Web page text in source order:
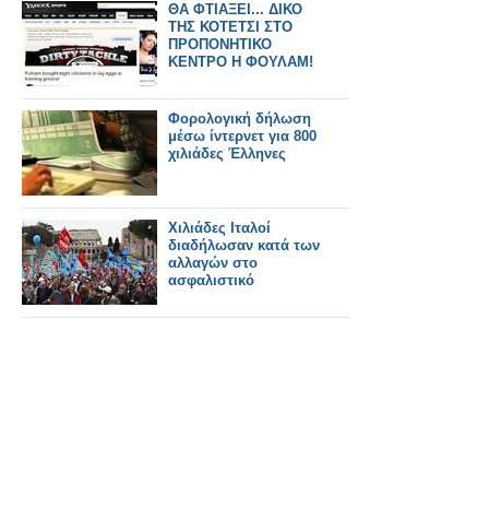
ΘΑ ΦΤΙΑΞΕΙ... ΔΙΚΟ
ΤΗΣ ΚΟΤΕΤΣΙ ΣΤΟ
ΠΡΟΠΟΝΗΤΙΚΟ
ΚΕΝΤΡΟ Η ΦΟΥΛΑΜ!
Φορολογική δήλωση
μέσω ίντερνετ για 800
χιλιάδες Έλληνες
Χιλιάδες Ιταλοί
διαδήλωσαν κατά των
αλλαγών στο
ασφαλιστικό